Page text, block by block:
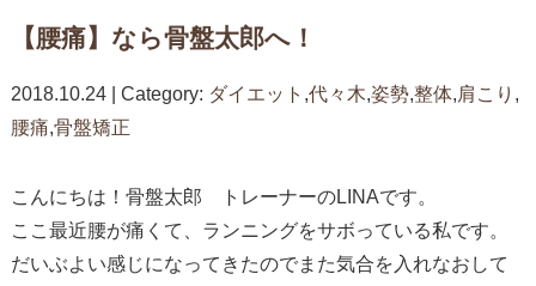
【腰痛】なら骨盤太郎へ！
2018.10.24 | Category: ダイエット ,代々木,姿勢,整体,肩こり ,
腰痛,骨盤矯正
こんにちは！骨盤太郎 トレーナーのLINAです。
ここ最近腰が痛くて、ランニングをサボっている私です。
だいぶよい感じになってきたのでまた気合を入れなおして